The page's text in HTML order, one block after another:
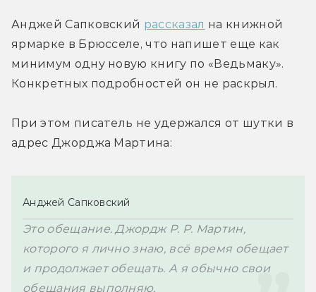
Анджей Сапковский рассказал на книжной
ярмарке в Брюсселе, что напишет еще как
минимум одну новую книгу по «Ведьмаку».
Конкретных подробностей он не раскрыл.
При этом писатель не удержался от шутки в
адрес Джорджа Мартина:
Анджей Сапковский
Это обещание. Джордж Р. Р. Мартин,
которого я лично знаю, всё время обещает
и продолжает обещать. А я обычно свои
обещания выполняю.